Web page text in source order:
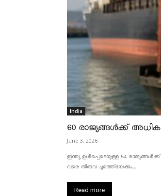
India
60 രാജ്യങ്ങൾക്ക് അധിക
June 3, 2026
ഇന്ത്യ ഉൾപ്പെടെയുള്ള 54
വരെ തീരുവ ചുമത്തിയേക്കും....
Read more